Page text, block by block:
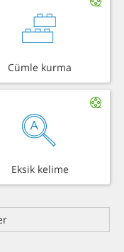
Cümle kurma
Eksik kelime